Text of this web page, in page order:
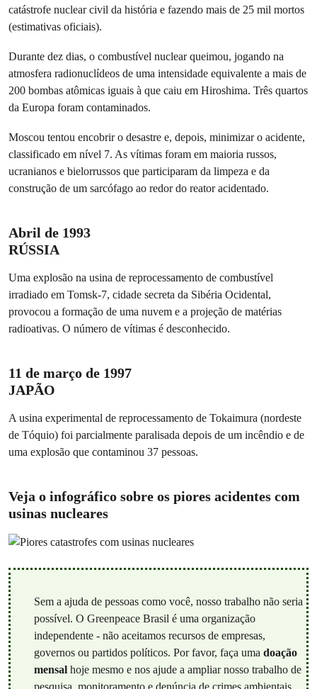
catástrofe nuclear civil da história e fazendo mais de 25 mil mortos
(estimativas oficiais).
Durante dez dias, o combustível nuclear queimou, jogando na
atmosfera radionuclídeos de uma intensidade equivalente a mais de
200 bombas atômicas iguais à que caiu em Hiroshima. Três quartos
da Europa foram contaminados.
Moscou tentou encobrir o desastre e, depois, minimizar o acidente,
classificado em nível 7. As vítimas foram em maioria russos,
ucranianos e bielorrussos que participaram da limpeza e da
construção de um sarcófago ao redor do reator acidentado.
Abril de 1993
RÚSSIA
Uma explosão na usina de reprocessamento de combustível
irradiado em Tomsk-7, cidade secreta da Sibéria Ocidental,
provocou a formação de uma nuvem e a projeção de matérias
radioativas. O número de vítimas é desconhecido.
11 de março de 1997
JAPÃO
A usina experimental de reprocessamento de Tokaimura (nordeste
de Tóquio) foi parcialmente paralisada depois de um incêndio e de
uma explosão que contaminou 37 pessoas.
Veja o infográfico sobre os piores acidentes com
usinas nucleares
Sem a ajuda de pessoas como você, nosso trabalho não seria
possível. O Greenpeace Brasil é uma organização
independente - não aceitamos recursos de empresas,
governos ou partidos políticos. Por favor, faça uma doação
mensalhoje mesmo e nos ajude a ampliar nosso trabalho de